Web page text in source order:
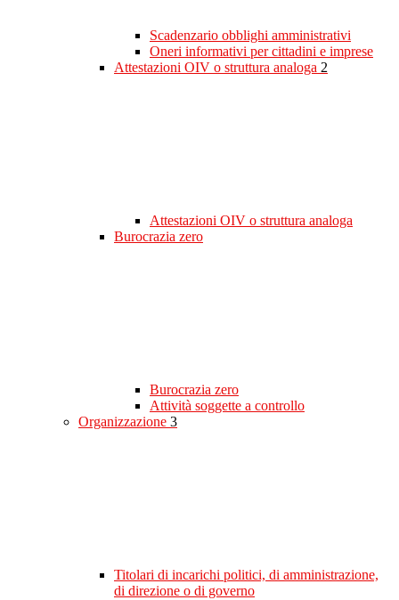
Scadenzario obblighi amministrativi
Oneri informativi per cittadini e imprese
Attestazioni OIV o struttura analoga 2
Attestazioni OIV o struttura analoga
Burocrazia zero
Burocrazia zero
Attività soggette a controllo
Organizzazione 3
Titolari di incarichi politici, di amministrazione,
di direzione o di governo